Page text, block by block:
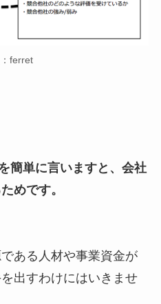
ferret
簡単に言いますと、会社
めです。
ある人材や事業資金が
出すわけにはいきませ